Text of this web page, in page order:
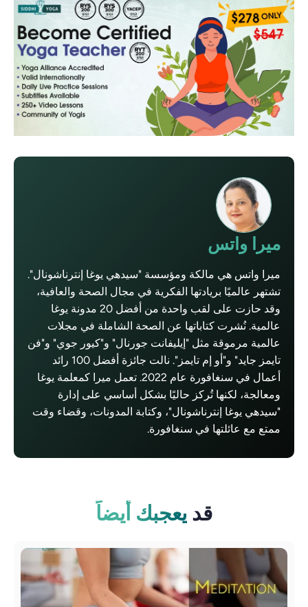
ميرا واتس
ميرا واتس هي مالكة ومؤسسة "سيدهي يوغا إنترناشونال".
تشتهر عالميًا بريادتها الفكرية في مجال الصحة والعافية،
وقد حازت على لقب واحدة من أفضل 20 مدونة يوغا
عالمية. نُشرت كتاباتها عن الصحة الشاملة في مجلات
عالمية مرموقة مثل "إيليفانت جورنال" و"كيور جوي" و"فن
تايمز جايد" و"أو إم تايمز". نالت جائزة أفضل 100 رائد
أعمال في سنغافورة عام 2022. تعمل ميرا كمعلمة يوغا
ومعالجة، لكنها تُركز حاليًا بشكل أساسي على إدارة
"سيدهي يوغا إنترناشونال"، وكتابة المدونات، وقضاء وقت
ممتع مع عائلتها في سنغافورة.
قديعجبك أيضاً